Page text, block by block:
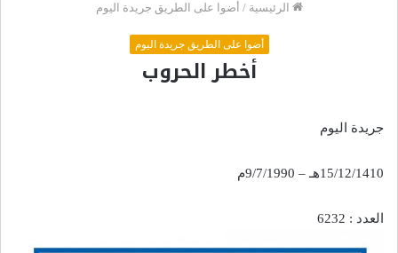
الرئيسية / أضوا على الطريق جريدة اليوم
أضوا على الطريق جريدة اليوم
أخطر الحروب
جريدة اليوم
15/12/1410هـ – 9/7/1990م
العدد : 6232